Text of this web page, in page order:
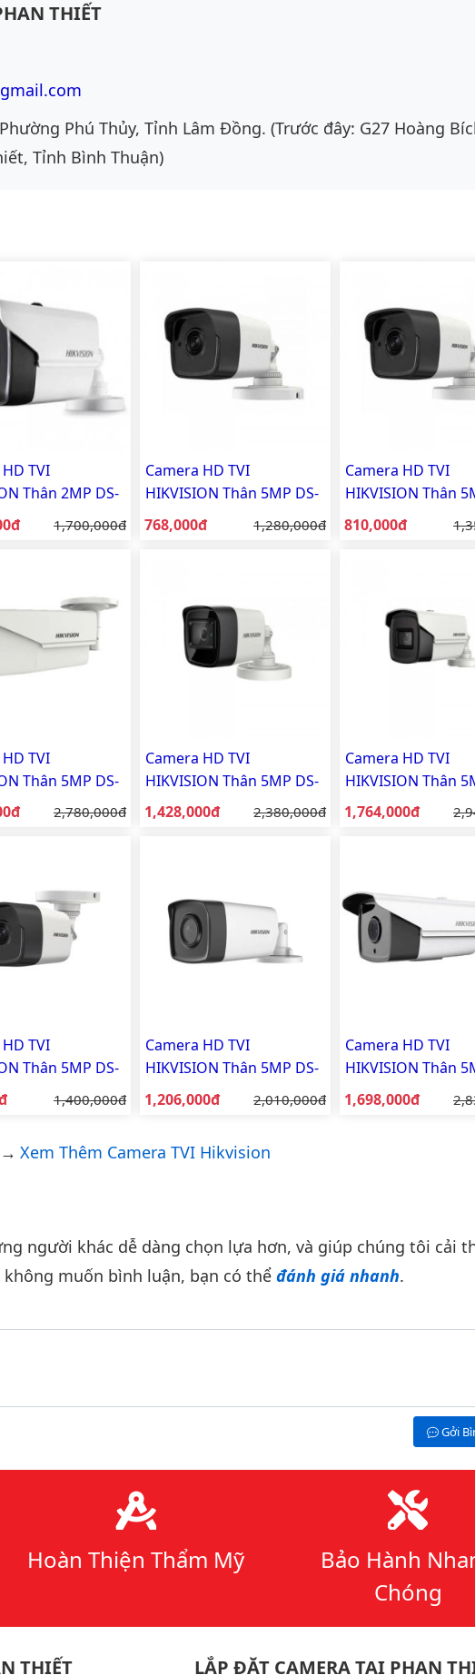
THIẾT
Phú Thủy, Tỉnh Lâm Đồng. (Trước đây: G27 Hoàng
Tỉnh Bình Thuận)
TVI
Thân 2MP DS-
IT5
Giá gốc:
1,700,000đ
Camera HD TVI
HIKVISION Thân 5MP DS-
2CE16H0T-ITPF
Giá bán:
768,000đ Giá gốc:
1,280,000đ
Camera HD TVI
HIKVISION Thân
2CE16H0T-ITF
Giá bán:
810,000đ
TVI
Thân 5MP DS-
IT3ZF Giá gốc:
2,780,000đ
Camera HD TVI
HIKVISION Thân 5MP DS-
2CE16H8T-ITF
Giá bán:
1,428,000đ Giá gốc:
2,380,000đ
Camera HD TVI
HIKVISION Thân
2CE16H8T-IT5F
Giá bán:
1,764,000đ
TVI
Thân 5MP DS-
ITPFS Giá gốc:
1,400,000đ
Camera HD TVI
HIKVISION Thân 5MP DS-
2CE17H0T-IT5F
Giá bán:
1,206,000đ Giá gốc:
2,010,000đ
Camera HD TVI
HIKVISION Thân
2CE16H8T-IT5
Giá bán:
1,698,000đ
Xem Thêm Camera TVI Hikvision
người khác dễ dàng chọn lựa hơn, và giúp chúng tôi cải
muốn bình luận, bạn có thể đánh giá nhanh.
Gởi
Hoàn Thiện Thẩm Mỹ
Bảo Hành
Chóng
THIẾT LẮP ĐẶT CAMERA TẠI PHAN